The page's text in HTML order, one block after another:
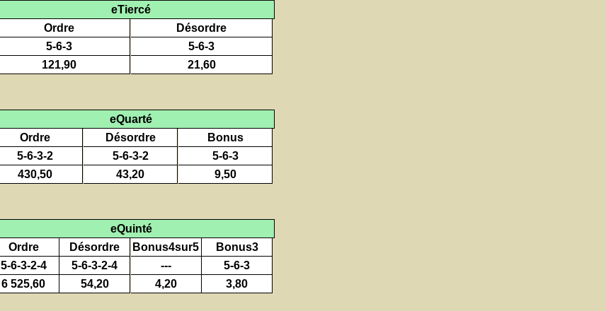
eTiercé
Ordre
Désordre
5-6-3
5-6-3
121,90
21,60
eQuarté
Ordre
Désordre
Bonus
5-6-3-2
5-6-3-2
5-6-3
430,50
43,20 9,50
eQuinté
Ordre
Désordre Bonus4sur5
Bonus3
5-6-3-2-4
5-6-3-2-4 ---
5-6-3
6 525,60
54,20 4,20 3,80